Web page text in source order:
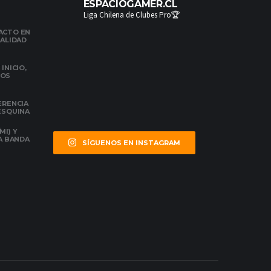
EN
INICIO,
Y
BANDA
ESPACIOGAMER.CL
Liga Chilena de Clubes Pro🏆
SÍGUENOS EN INSTAGRAM